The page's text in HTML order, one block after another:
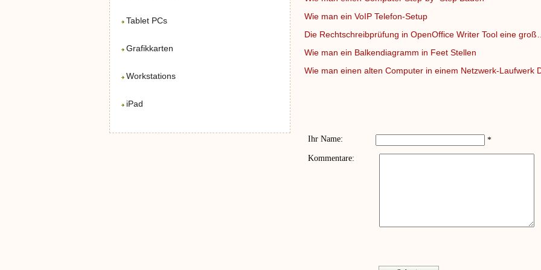
Tablet PCs
Grafikkarten
Workstations
iPad
Wie man ein VoIP Telefon-Setup
Die Rechtschreibprüfung in OpenOffice Writer Tool eine groß…
Wie man ein Balkendiagramm in Feet Stellen
Wie man einen alten Computer in einem Netzwerk-Laufwerk
Ihr Name:
*
Kommentare: